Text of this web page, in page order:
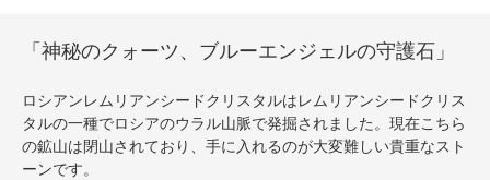
「神秘のクォーツ、ブルーエンジェルの守護石」
ロシアンレムリアンシードクリスタルはレムリアンシードクリス
タルの一種でロシアのウラル山脈で発掘されました。現在こちら
の鉱山は閉山されており、手に入れるのが大変難しい貴重なスト
ーンです。